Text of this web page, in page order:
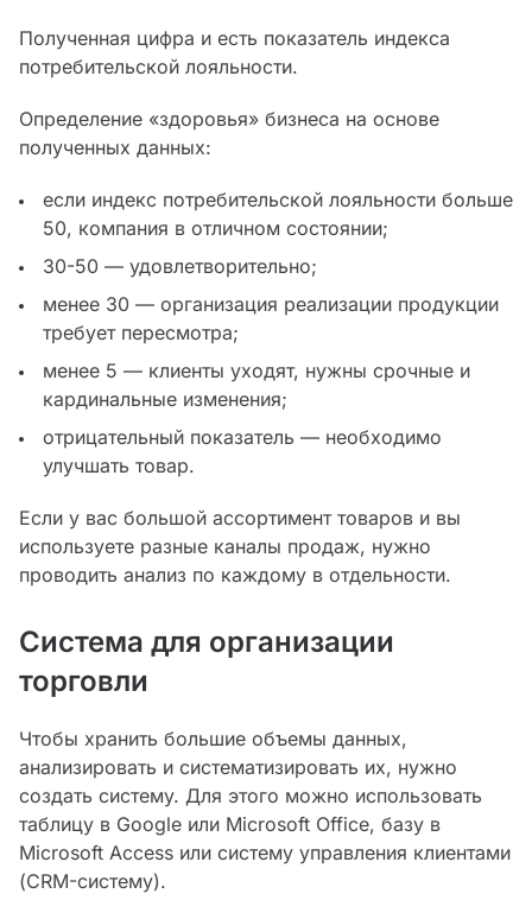
Полученная цифра и есть показатель индекса
потребительской лояльности.
Определение «здоровья» бизнеса на основе
полученных данных:
если индекс потребительской лояльности больше
50, компания в отличном состоянии;
30-50 — удовлетворительно;
менее 30 — организация реализации продукции
требует пересмотра;
менее 5 — клиенты уходят, нужны срочные и
кардинальные изменения;
отрицательный показатель — необходимо
улучшать товар.
Если у вас большой ассортимент товаров и вы
используете разные каналы продаж, нужно
проводить анализ по каждому в отдельности.
Система для организации
торговли
Чтобы хранить большие объемы данных,
анализировать и систематизировать их, нужно
создать систему. Для этого можно использовать
таблицу в Google или Microsoft Office, базу в
Microsoft Access или систему управления клиентами
(CRM-систему).